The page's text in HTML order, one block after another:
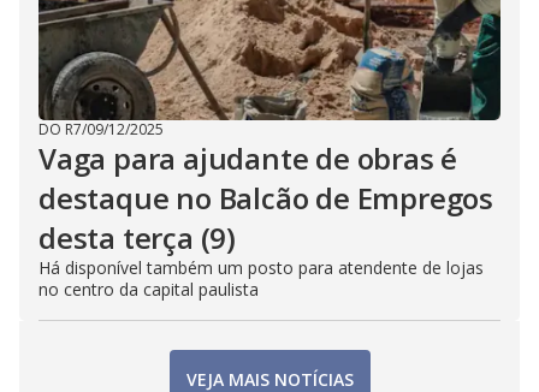
DO R7/09/12/2025
Vaga para ajudante de obras é
destaque no Balcão de Empregos
desta terça (9)
Há disponível também um posto para atendente de lojas
no centro da capital paulista
VEJA MAIS NOTÍCIAS